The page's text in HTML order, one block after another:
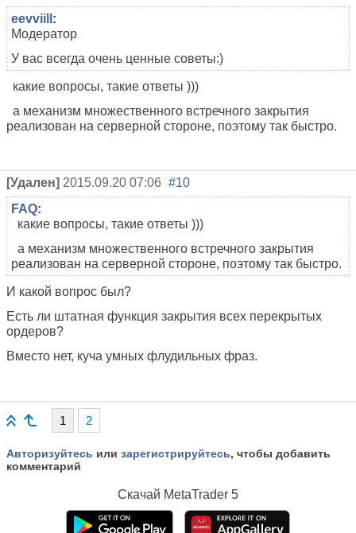
eevviill :
Модератор
У вас всегда очень ценные советы:)
какие вопросы, такие ответы )))
а механизм множественного встречного закрытия
реализован на серверной стороне, поэтому так быстро.
[Удален] 2015.09.20 07:06 #10
FAQ:
какие вопросы, такие ответы )))
а механизм множественного встречного закрытия
реализован на серверной стороне, поэтому так быстро.
И какой вопрос был?
Есть ли штатная функция закрытия всех перекрытых
ордеров?
Вместо нет, куча умных флудильных фраз.
1 2
Авторизуйтесь или зарегистрируйтесь, чтобы добавить
комментарий
Скачай MetaTrader 5